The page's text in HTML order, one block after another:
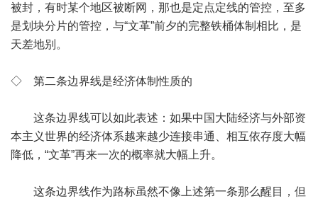
被封，有时某个地区被断网，那也是定点定线的管控，至多
是划块分片的管控，与“文革”前夕的完整铁桶体制相比，是
天差地别。
◇ 第二条边界线是经济体制性质的
这条边界线可以如此表述：如果中国大陆经济与外部资
本主义世界的经济体系越来越少连接串通、相互依存度大幅
降低，“文革”再来一次的概率就大幅上升。
这条边界线作为路标虽然不像上述第一条那么醒目，但